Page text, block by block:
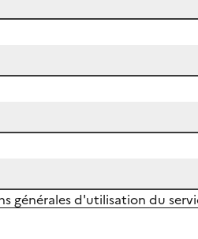
générales d'utilisation du